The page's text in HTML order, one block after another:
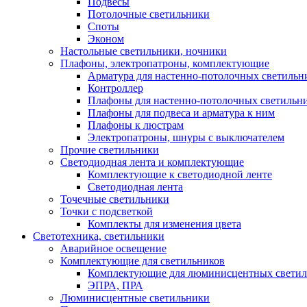
Потолочные светильники
Споты
Эконом
Настольные светильники, ночники
Плафоны, электропатроны, комплектующие
Арматура для настенно-потолочных
Контроллер
Плафоны для настенно-потолочных
Плафоны для подвеса и арматура к ним
Плафоны к люстрам
Электропатроны, шнуры с выключателем
Прочие светильники
Светодиодная лента и комплектующие
Комплектующие к светодиодной ленте
Светодиодная лента
Точечные светильники
Точки с подсветкой
Комплекты для изменения цвета
Светотехника, светильники
Аварийное освещение
Комплектующие для светильников
Комплектующие для люминисцентных
ЭПРА, ПРА
Люминисцентные светильники